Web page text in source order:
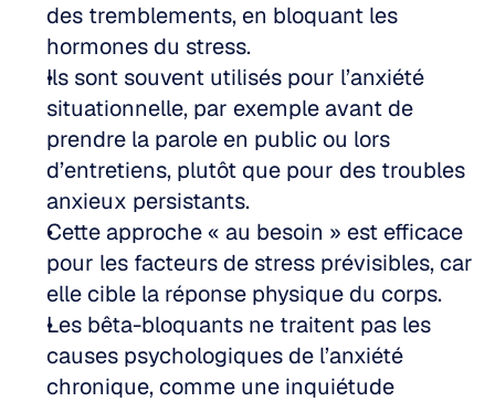
des tremblements, en bloquant les
hormones du stress.
Ils sont souvent utilisés pour l’anxiété
situationnelle, par exemple avant de
prendre la parole en public ou lors
d’entretiens, plutôt que pour des troubles
anxieux persistants.
Cette approche « au besoin » est efficace
pour les facteurs de stress prévisibles, car
elle cible la réponse physique du corps.
Les bêta-bloquants ne traitent pas les
causes psychologiques de l’anxiété
chronique, comme une inquiétude